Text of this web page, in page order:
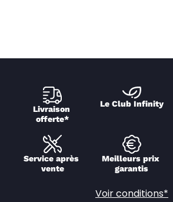
Livraison
offerte*
Le Club Infinity
Service après
vente
Meilleurs prix
garantis
Voir conditions*